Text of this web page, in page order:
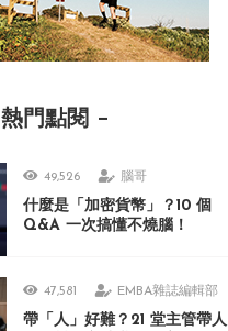
熱門點閱
49,526 腦哥
什麼是「加密貨幣」？10 個
Q&A 一次搞懂不燒腦！
47,581 EMBA雜誌編輯部
帶「人」好難？21 堂主管帶人